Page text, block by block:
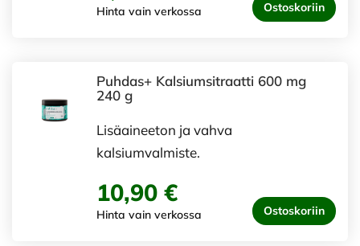
Hinta vain verkossa Ostoskoriin
Puhdas+ Kalsiumsitraatti 600 mg
240 g
Lisäaineeton ja vahva
kalsiumvalmiste.
10,90 €
Hinta vain verkossa Ostoskoriin